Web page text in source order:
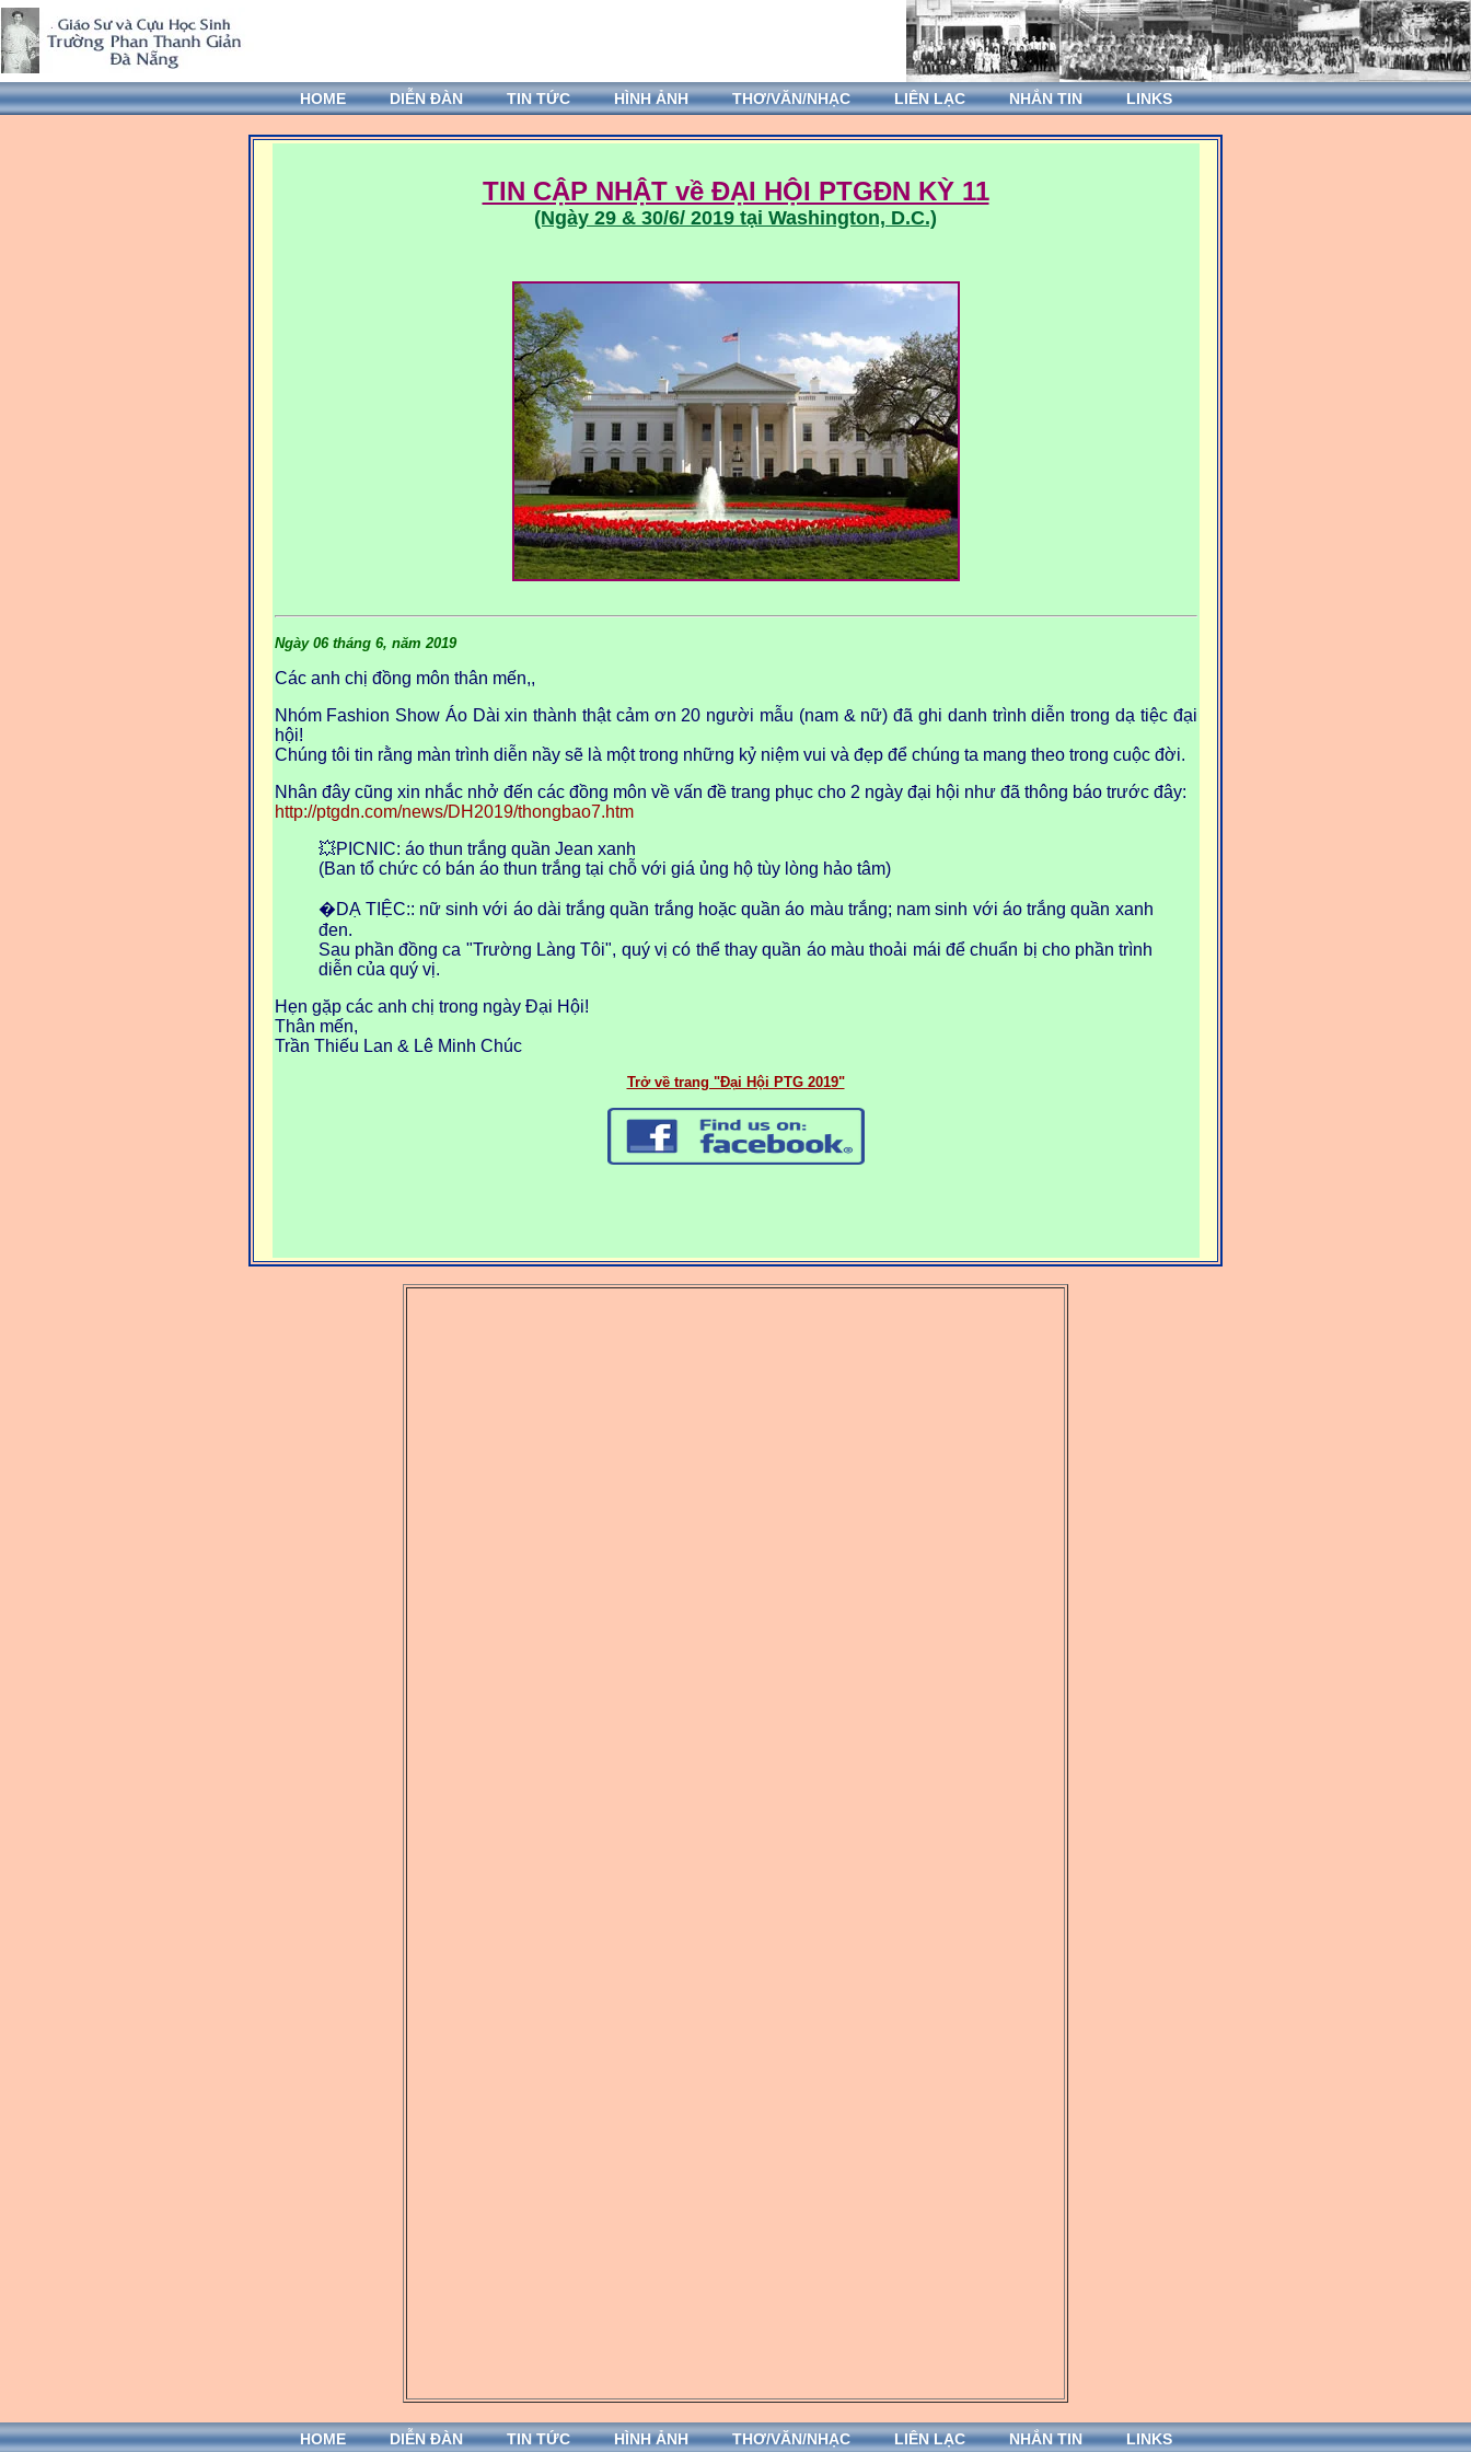
HOME DIỄN ĐÀN TIN TỨC HÌNH ẢNH THƠ/VĂN/NHẠC LIÊN LẠC NHẮN TIN LINKS
TIN CẬP NHẬT về ĐẠI HỘI PTGĐN KỲ 11
(Ngày 29 & 30/6/ 2019 tại Washington, D.C.)
Ngày 06 tháng 6, năm 2019
Các anh chị đồng môn thân mến,,
Nhóm Fashion Show Áo Dài xin thành thật cảm ơn 20 người mẫu (nam & nữ) đã ghi danh trình diễn trong dạ tiệc đại
hội!
Chúng tôi tin rằng màn trình diễn nầy sẽ là một trong những kỷ niệm vui và đẹp để chúng ta mang theo trong cuộc đời.
Nhân đây cũng xin nhắc nhở đến các đồng môn về vấn đề trang phục cho 2 ngày đại hội như đã thông báo trước đây:
http://ptgdn.com/news/DH2019/thongbao7.htm
💥PICNIC: áo thun trắng quần Jean xanh
(Ban tổ chức có bán áo thun trắng tại chỗ với giá ủng hộ tùy lòng hảo tâm)
�DẠ TIỆC:: nữ sinh với áo dài trắng quần trắng hoặc quần áo màu trắng; nam sinh với áo trắng quần xanh
đen.
Sau phần đồng ca "Trường Làng Tôi", quý vị có thể thay quần áo màu thoải mái để chuẩn bị cho phần trình
diễn của quý vị.
Hẹn gặp các anh chị trong ngày Đại Hội!
Thân mến,
Trần Thiếu Lan & Lê Minh Chúc
Trở về trang "Đại Hội PTG 2019"
HOME DIỄN ĐÀN TIN TỨC HÌNH ẢNH THƠ/VĂN/NHẠC LIÊN LẠC NHẮN TIN LINKS